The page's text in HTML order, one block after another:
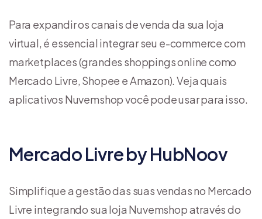
Para expandir os canais de venda da sua loja
virtual, é essencial integrar seu e-commerce com
marketplaces (grandes shoppings online como
Mercado Livre, Shopee e Amazon). Veja quais
aplicativos Nuvemshop você pode usar para isso.
Mercado Livre by HubNoov
Simplifique a gestão das suas vendas no Mercado
Livre integrando sua loja Nuvemshop através do